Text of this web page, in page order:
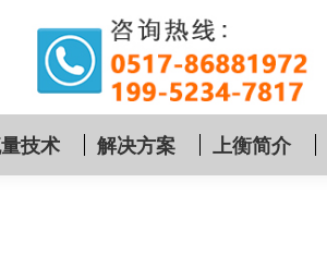
技术 解决方案 上衡简介